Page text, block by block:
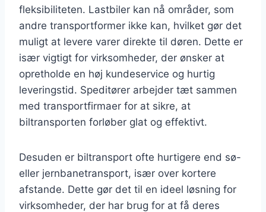
fleksibiliteten. Lastbiler kan nå områder, som
andre transportformer ikke kan, hvilket gør det
muligt at levere varer direkte til døren. Dette er
især vigtigt for virksomheder, der ønsker at
opretholde en høj kundeservice og hurtig
leveringstid. Speditører arbejder tæt sammen
med transportfirmaer for at sikre, at
biltransporten forløber glat og effektivt.
Desuden er biltransport ofte hurtigere end sø-
eller jernbanetransport, især over kortere
afstande. Dette gør det til en ideel løsning for
virksomheder, der har brug for at få deres